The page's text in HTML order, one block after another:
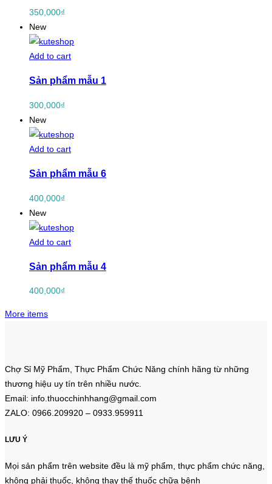
350,000₫
New
Add to cart
Sản phẩm mẫu 1
300,000₫
New
Add to cart
Sản phẩm mẫu 6
400,000₫
New
Add to cart
Sản phẩm mẫu 4
400,000₫
More items
Chợ Sỉ Mỹ Phẩm, Thực Phẩm Chức Năng chính hãng từ những
thương hiệu uy tín trên nhiều nước.
Email: info.thuocchinhhang@gmail.com
ZALO: 0966.209920 – 0933.959911
LƯU Ý
Mọi sản phẩm trên website đều là mỹ phẩm, thực phẩm chức năng,
không phải thuốc, không thay thế thuốc chữa bệnh